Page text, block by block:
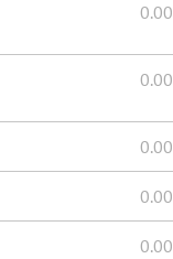
0.00
0.00
0.00
0.00
0.00